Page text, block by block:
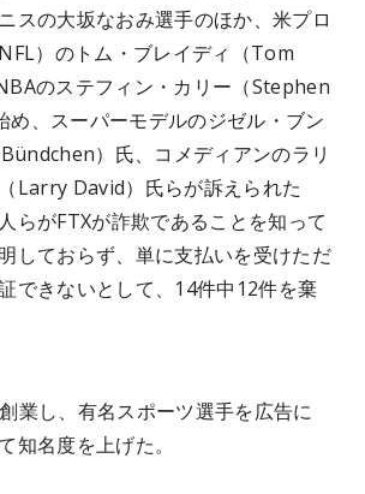
スの大坂なおみ選手のほか、米プロ
）のトム・ブレイディ（Tom
のステフィン・カリー（Stephen
、スーパーモデルのジゼル・ブン
）氏、コメディアンのラリ
Larry David）氏らが訴えられた
らがFTXが詐欺であることを知って
しておらず、単に支払いを受けただ
できないとして、14件中12件を棄
業し、有名スポーツ選手を広告に
知名度を上げた。